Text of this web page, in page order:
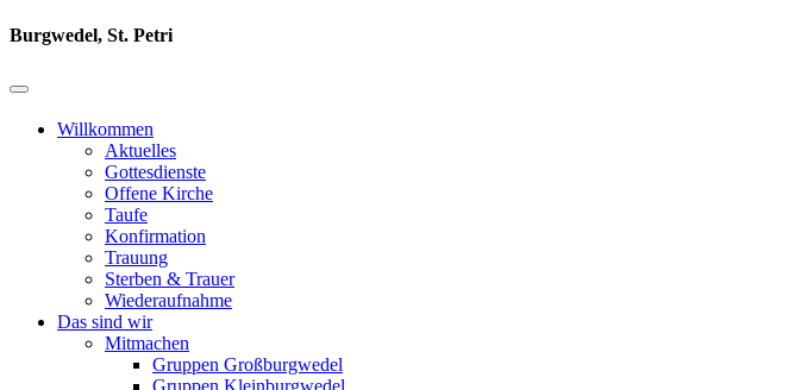
Burgwedel, St. Petri
Willkommen
Aktuelles
Gottesdienste
Offene Kirche
Taufe
Konfirmation
Trauung
Sterben & Trauer
Wiederaufnahme
Das sind wir
Mitmachen
Gruppen Großburgwedel
Gruppen Kleinburgwedel